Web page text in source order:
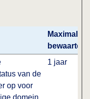
Maximale
van de
op voor
domein
1 jaar